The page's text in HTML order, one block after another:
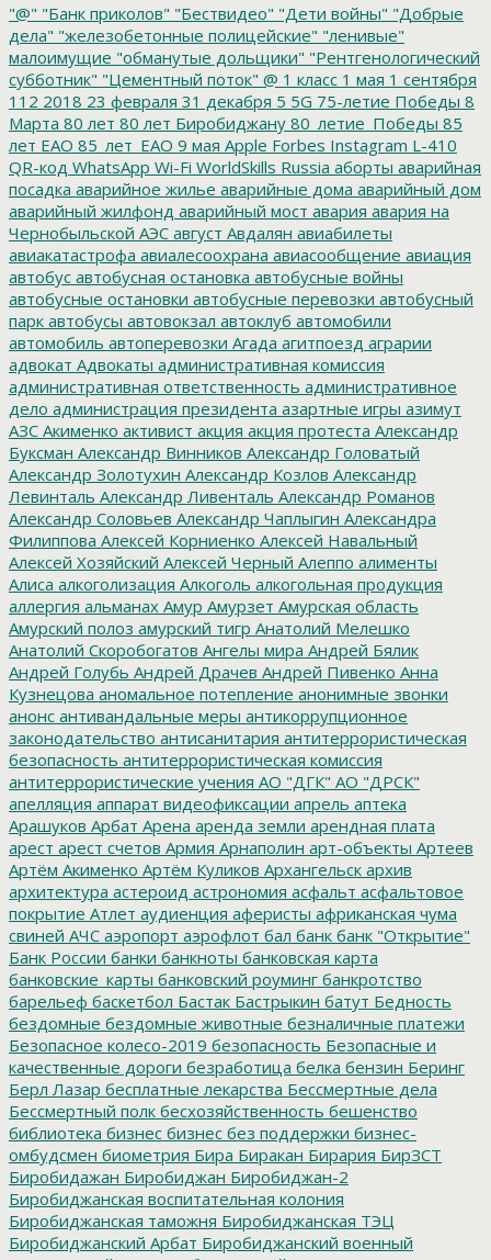
"@" "Банк приколов" "Бествидео" "Дети войны" "Добрые
дела" "железобетонные полицейские" "ленивые"
малоимущие "обманутые дольщики" "Рентгенологический
субботник" "Цементный поток" @ 1 класс 1 мая 1 сентября
112 2018 23 февраля 31 декабря 5 5G 75-летие Победы 8
Марта 80 лет 80 лет Биробиджану 80_летие_Победы 85
лет ЕАО 85_лет_ЕАО 9 мая Apple Forbes Instagram L-410
QR-код WhatsApp Wi-Fi WorldSkills Russia аборты аварийная
посадка аварийное жилье аварийные дома аварийный дом
аварийный жилфонд аварийный мост авария авария на
Чернобыльской АЭС август Авдалян авиабилеты
авиакатастрофа авиалесоохрана авиасообщение авиация
автобус автобусная остановка автобусные войны
автобусные остановки автобусные перевозки автобусный
парк автобусы автовокзал автоклуб автомобили
автомобиль автоперевозки Агада агитпоезд аграрии
адвокат Адвокаты административная комиссия
административная ответственность административное
дело администрация президента азартные игры азимут
АЗС Акименко активист акция акция протеста Александр
Буксман Александр Винников Александр Головатый
Александр Золотухин Александр Козлов Александр
Левинталь Александр Ливенталь Александр Романов
Александр Соловьев Александр Чаплыгин Александра
Филиппова Алексей Корниенко Алексей Навальный
Алексей Хозяйский Алексей Черный Алеппо алименты
Алиса алкоголизация Алкоголь алкогольная продукция
аллергия альманах Амур Амурзет Амурская область
Амурский полоз амурский тигр Анатолий Мелешко
Анатолий Скоробогатов Ангелы мира Андрей Бялик
Андрей Голубь Андрей Драчев Андрей Пивенко Анна
Кузнецова аномальное потепление анонимные звонки
анонс антивандальные меры антикоррупционное
законодательство антисанитария антитеррористическая
безопасность антитеррористическая комиссия
антитеррористические учения АО "ДГК" АО "ДРСК"
апелляция аппарат видеофиксации апрель аптека
Арашуков Арбат Арена аренда земли арендная плата
арест арест счетов Армия Арнаполин арт-объекты Артеев
Артём Акименко Артём Куликов Архангельск архив
архитектура астероид астрономия асфальт асфальтовое
покрытие Атлет аудиенция аферисты африканская чума
свиней АЧС аэропорт аэрофлот бал банк банк "Открытие"
Банк России банки банкноты банковская карта
банковские_карты банковский роуминг банкротство
барельеф баскетбол Бастак Бастрыкин батут Бедность
бездомные бездомные животные безналичные платежи
Безопасное колесо-2019 безопасность Безопасные и
качественные дороги безработица белка бензин Беринг
Берл Лазар бесплатные лекарства Бессмертные дела
Бессмертный полк бесхозяйственность бешенство
библиотека бизнес бизнес без поддержки бизнес-
омбудсмен биометрия Бира Биракан Бирария БирЗСТ
Биробидажан Биробиджан Биробиджан-2
Биробиджанская воспитательная колония
Биробиджанская таможня Биробиджанская ТЭЦ
Биробиджанский Арбат Биробиджанский военный